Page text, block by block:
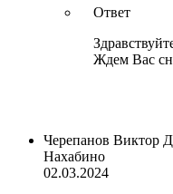
Ответ
Ждем Вас
Черепанов Виктор
Нахабино
02.03.2024